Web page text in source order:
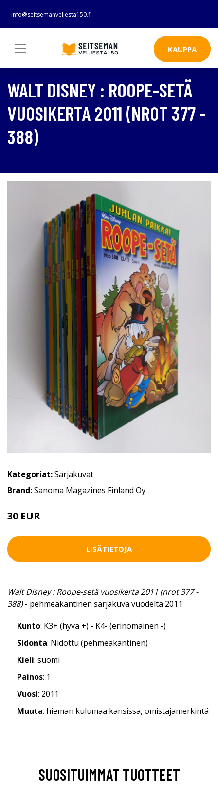
info@seitsemanveljesta150.fi
KAUPPA
WALT DISNEY : ROOPE-SETÄ
VUOSIKERTA 2011 (NROT 377 -
388)
Kategoriat:Sarjakuvat
Brand:Sanoma Magazines Finland Oy
30 EUR
LISÄTIETOJA
Walt Disney : Roope-setä vuosikerta 2011 (nrot 377 -
388)- pehmeäkantinen sarjakuva vuodelta 2011
Kunto: K3+ (hyvä +) - K4- (erinomainen -)
Sidonta: Nidottu (pehmeäkantinen)
Kieli: suomi
Painos: 1
Vuosi: 2011
Muuta: hieman kulumaa kansissa, omistajamerkintä
SUOSITUIMMAT TUOTTEET